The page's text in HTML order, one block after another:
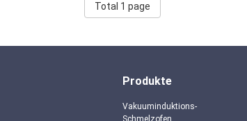
Total 1 page
Produkte
Vakuuminduktions-
Schmelzofen